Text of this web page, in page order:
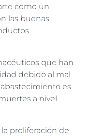
como un
las buenas
que han
debido al mal
es
a nivel
proliferación de